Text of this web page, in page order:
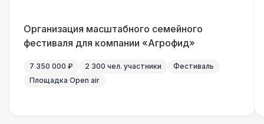
Организация масштабного семейного
фестиваля для компании «Агрофид»
7 350 000 ₽ 2 300 чел. участники
Фестиваль
Площадка Open air